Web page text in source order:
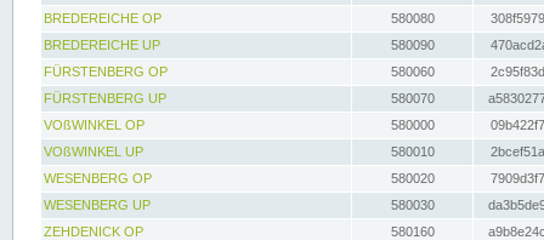
BREDEREICHE OP
580080
BREDEREICHE UP
580090
FÜRSTENBERG OP
580060
FÜRSTENBERG UP
580070
VOßWINKEL OP
580000
VOßWINKEL UP
580010
WESENBERG OP
580020
WESENBERG UP
580030
ZEHDENICK OP
580160